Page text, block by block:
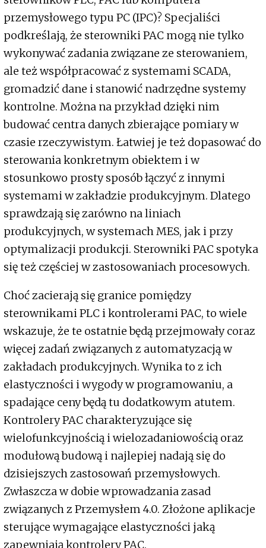
przemysłowego typu PC (IPC)? Specjaliści
podkreślają, że sterowniki PAC mogą nie tylko
wykonywać zadania związane ze sterowaniem,
ale też współpracować z systemami SCADA,
gromadzić dane i stanowić nadrzędne systemy
kontrolne. Można na przykład dzięki nim
budować centra danych zbierające pomiary w
czasie rzeczywistym. Łatwiej je też dopasować do
sterowania konkretnym obiektem i w
stosunkowo prosty sposób łączyć z innymi
systemami w zakładzie produkcyjnym. Dlatego
sprawdzają się zarówno na liniach
produkcyjnych, w systemach MES, jak i przy
optymalizacji produkcji. Sterowniki PAC spotyka
się też częściej w zastosowaniach procesowych.
Choć zacierają się granice pomiędzy
sterownikami PLC i kontrolerami PAC, to wiele
wskazuje, że te ostatnie będą przejmowały coraz
więcej zadań związanych z automatyzacją w
zakładach produkcyjnych. Wynika to z ich
elastyczności i wygody w programowaniu, a
spadające ceny będą tu dodatkowym atutem.
Kontrolery PAC charakteryzujące się
wielofunkcyjnością i wielozadaniowością oraz
modułową budową i najlepiej nadają się do
dzisiejszych zastosowań przemysłowych.
Zwłaszcza w dobie wprowadzania zasad
związanych z Przemysłem 4.0. Złożone aplikacje
sterujące wymagające elastyczności jaką
zapewniają kontrolery PAC.